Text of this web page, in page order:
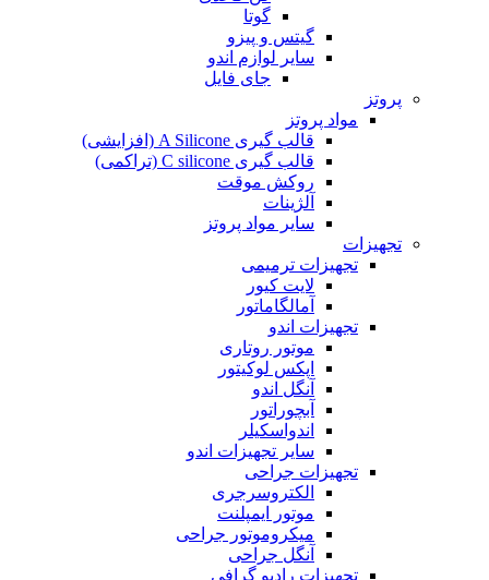
گوتا
گیتس و پیزو
سایر لوازم اندو
جای فایل
پروتز
مواد پروتز
قالب گیری A Silicone (افزایشی)
قالب گیری C silicone (تراکمی)
روکش موقت
آلژینات
سایر مواد پروتز
تجهیزات
تجهیزات ترمیمی
لایت کیور
آمالگاماتور
تجهیزات اندو
موتور روتاری
اپکس لوکیتور
آنگل اندو
آبچوراتور
اندواسکیلر
سایر تجهیزات اندو
تجهیزات جراحی
الکتروسرجری
موتور ایمپلنت
میکروموتور جراحی
آنگل جراحی
تجهیزات رادیو گرافی